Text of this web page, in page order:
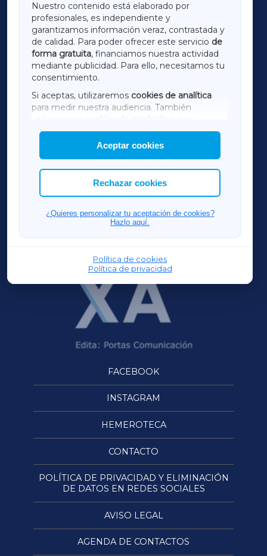
Nuestro contenido está elaborado por
profesionales, es independiente y
garantizamos información veraz, contrastada y
de calidad. Para poder ofrecer este servicio de
forma gratuita, financiamos nuestra actividad
mediante publicidad. Para ello, necesitamos tu
consentimiento.
Si aceptas, utilizaremos cookies de analítica
para medir nuestra audiencia. También
utilizaremos
cookies de marketing
mostrar publicidad de terceros.
Asimismo, puedes personalizar la elección de
las cookies que deseas permitir.
Aceptar cookies
Rechazar cookies
¿Quieres personalizar tu aceptación de cookies?
Hazlo aquí.
Política de cookies
Política de privacidad
LUGOXA
TERRACHAXA
AMARIÑAXA
RIBEIRASACRAXA
ACORUÑAXA
FERROLXA
OURENSEXA
FACEBOOK
INSTAGRAM
HEMEROTECA
CONTACTO
POLÍTICA DE PRIVACIDAD Y ELIMINACIÓN
DE DATOS EN REDES SOCIALES
AVISO LEGAL
AGENDA DE CONTACTOS